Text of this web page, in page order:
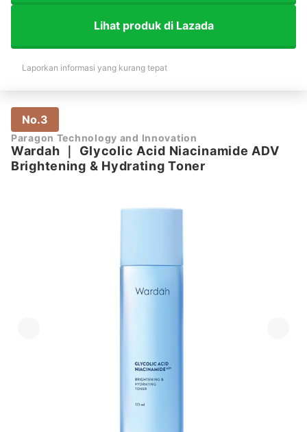
Lihat produk di Lazada
Laporkan informasi yang kurang tepat
No.3
Paragon Technology and Innovation
Wardah
Glycolic Acid Niacinamide ADV
Brightening & Hydrating Toner